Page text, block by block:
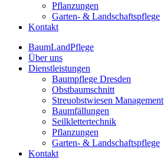
Pflanzungen
Garten- & Landschaftspflege
Kontakt
BaumLandPflege
Über uns
Dienstleistungen
Baumpflege Dresden
Obstbaumschnitt
Streuobstwiesen Management
Baumfällungen
Seilklettertechnik
Pflanzungen
Garten- & Landschaftspflege
Kontakt